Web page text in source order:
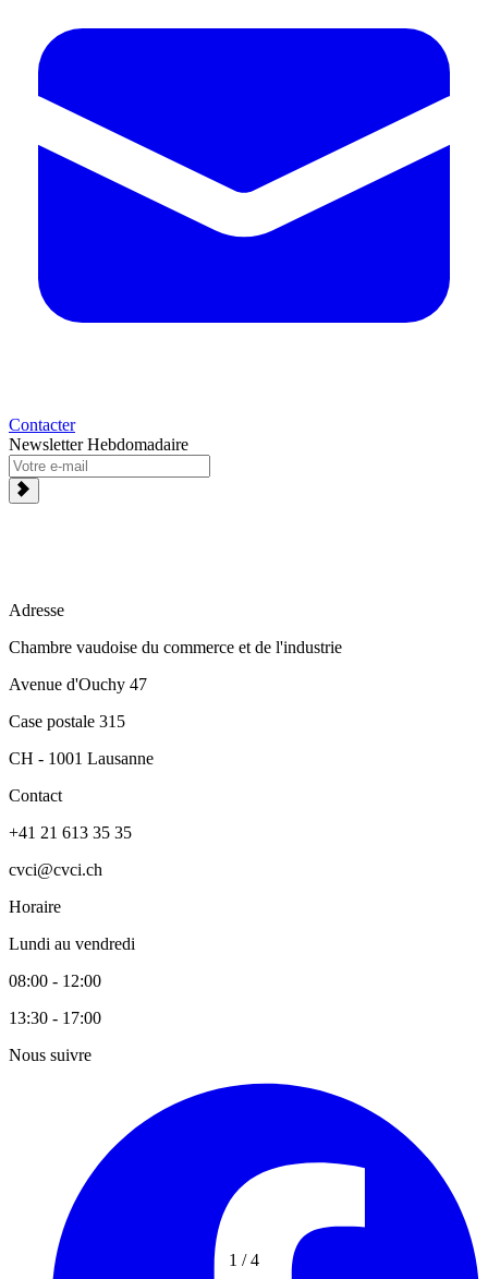
1 /4
Contacter
Newsletter Hebdomadaire
Adresse
Chambre vaudoise du commerce et de l'industrie
Avenue d'Ouchy 47
Case postale 315
CH - 1001 Lausanne
Contact
+41 21 613 35 35
cvci@cvci.ch
Horaire
Lundi au vendredi
08:00 - 12:00
13:30 - 17:00
Nous suivre